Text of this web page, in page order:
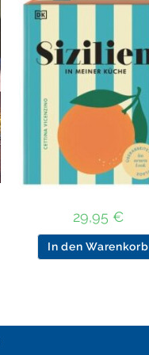
29,95 €
In den Warenkorb